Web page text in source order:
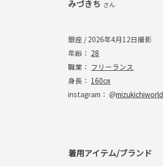
みづきち さん
銀座 / 2026年4月12日撮影
年齢： 28
職業： フリーランス
身長： 160㎝
instagram： @mizukichiworld
着用アイテム/ブランド